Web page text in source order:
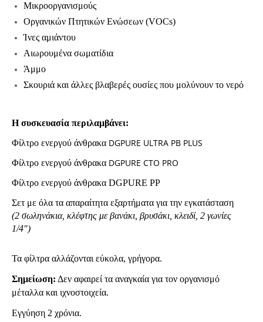
Μικροοργανισμούς
Οργανικών Πτητικών Ενώσεων (VOCs)
Ίνες αμιάντου
Αιωρουμένα σωματίδια
Άμμο
Σκουριά και άλλες βλαβερές ουσίες που μολύνουν το νερό
Η συσκευασία περιλαμβάνει:
Φίλτρο ενεργού άνθρακα DGPURE ULTRA PB PLUS
Φίλτρο ενεργού άνθρακα DGPURE CTO PRO
Φίλτρο ενεργού άνθρακα DGPURE PP
Σετ με όλα τα απαραίτητα εξαρτήματα για την εγκατάσταση
(2 σωληνάκια, κλέφτης με βανάκι, βρυσάκι, κλειδί, 2 γωνίες
1/4")
Τα φίλτρα αλλάζονται εύκολα, γρήγορα.
Σημείωση: Δεν αφαιρεί τα αναγκαία για τον οργανισμό
μέταλλα και ιχνοστοιχεία.
Εγγύηση 2 χρόνια.